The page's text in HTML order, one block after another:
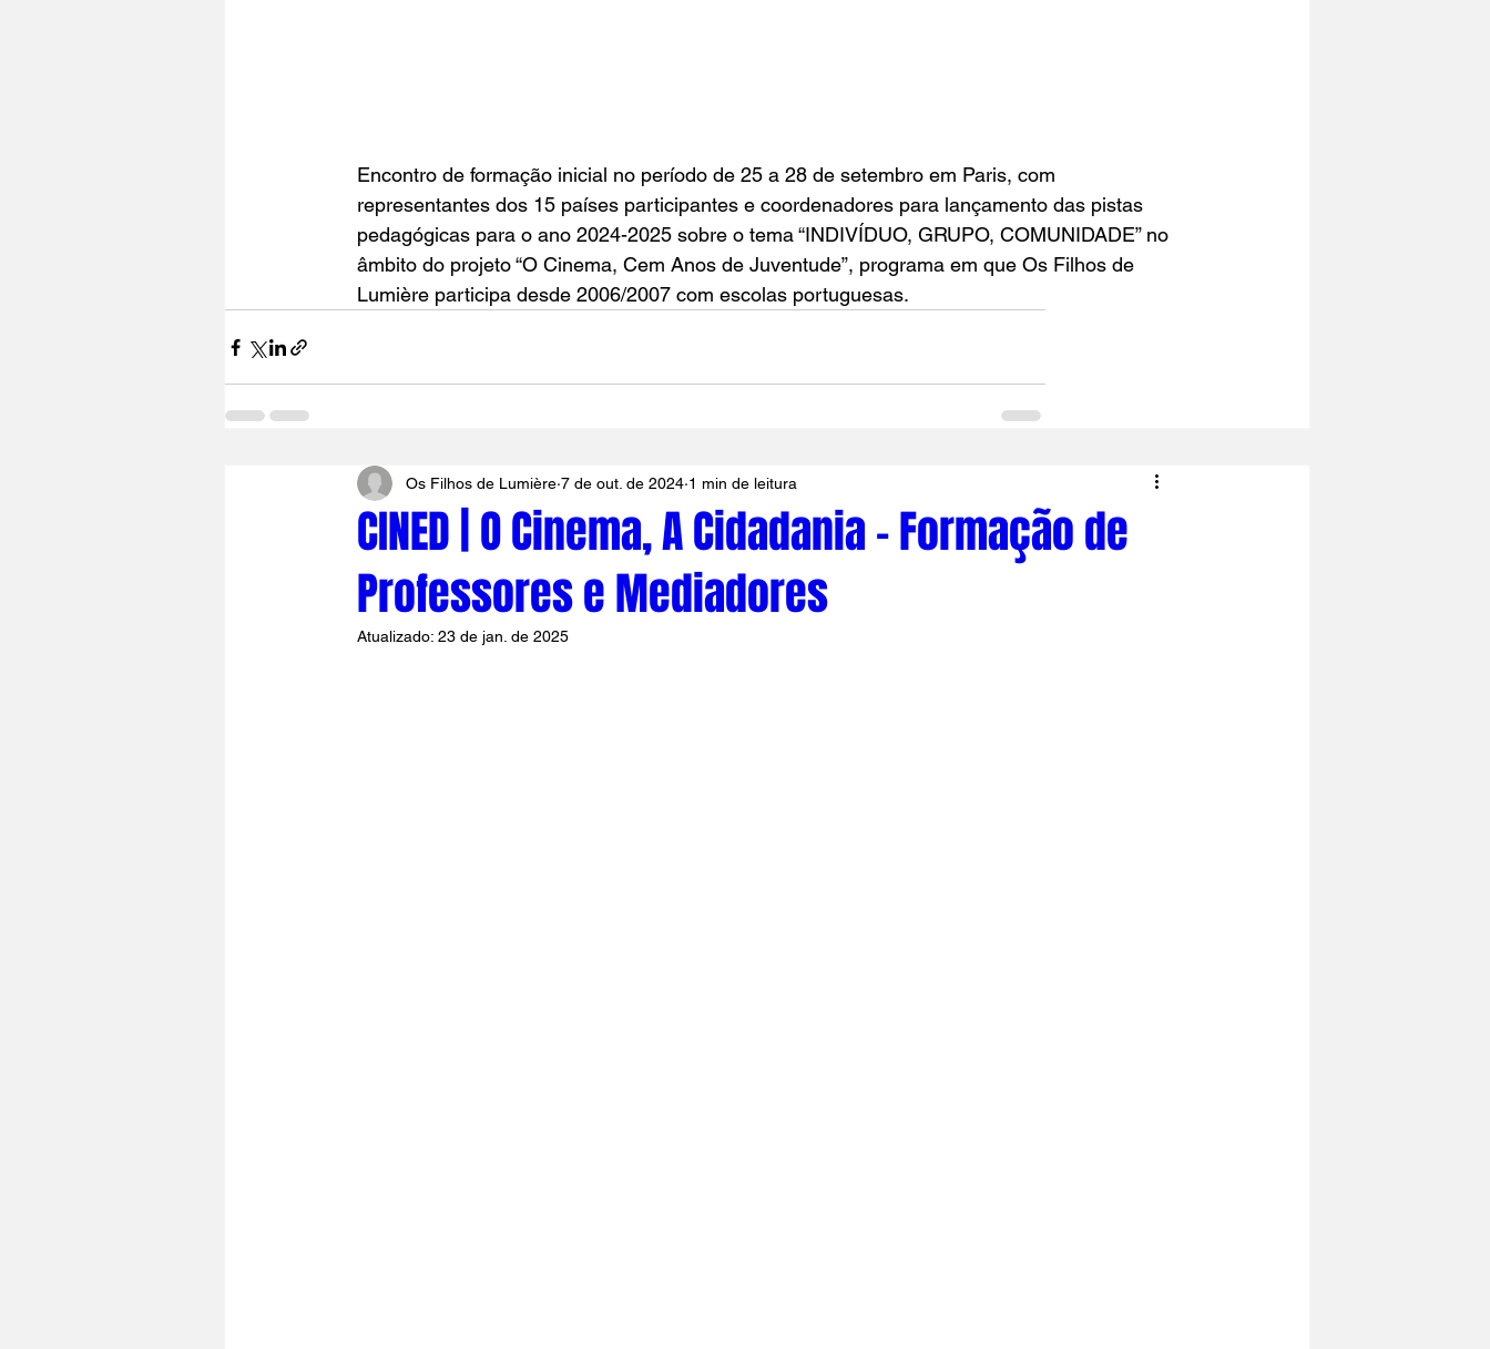
Encontro de formação inicial no período de 25 a 28 de setembro em Paris, com
representantes dos 15 países participantes e coordenadores para lançamento das pistas
pedagógicas para o ano 2024-2025 sobre o tema “INDIVÍDUO, GRUPO, COMUNIDADE” no
âmbito do projeto “O Cinema, Cem Anos de Juventude”, programa em que Os Filhos de
Lumière participa desde 2006/2007 com escolas portuguesas.
CINED | O Cinema, A Cidadania - Formação de
Professores e Mediadores
Os Filhos de Lumière 7 de out. de 2024 1 min de leitura
Atualizado: 23 de jan. de 2025